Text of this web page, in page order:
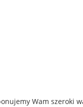
Wam szeroki